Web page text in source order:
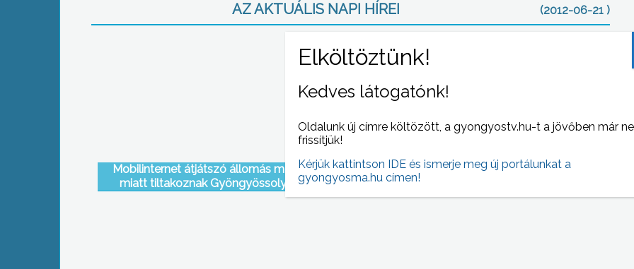
AZ AKTUÁLIS NAPI HÍREI (2012-06-21 )
Mobilinternet átjátszó állomás működése
miatt tiltakoznak Gyöngyössolymoson
Csak most eszméltek rá az egészségügyben,
hogy az új Munka Törvénykönyvében szereplő
egyik passzus szerint elvileg be kellene tiltani a
Kedves látogatónk!
Oldalunk új címre költözött, a gyongyostv.hu-t a jövőben már
frissítjük!
Kérjük kattintson IDE és ismerje meg új portálunkat a
gyongyosma.hu címen!